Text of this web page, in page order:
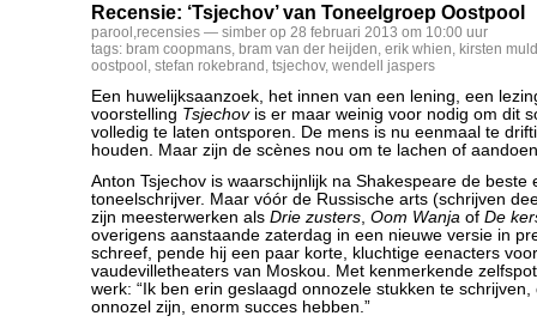
Recensie: ‘Tsjechov’ van Toneelgroep Oostpool
parool ,recensies — simber op 28 februari 2013 om 10:00 uur
tags: bram coopmans, bram van der heijden, erik whien, kirsten
oostpool , stefan rokebrand , tsjechov, wendell jaspers
Een huwelijksaanzoek, het innen van een lening, een
voorstelling Tsjechovis er maar weinig voor nodig om dit
volledig te laten ontsporen. De mens is nu eenmaal te
houden. Maar zijn de scènes nou om te lachen of
Anton Tsjechov is waarschijnlijk na Shakespeare de beste
toneelschrijver. Maar vóór de Russische arts (schrijven
zijn meesterwerken als Drie zusters, Oom Wanja of De
overigens aanstaande zaterdag in een nieuwe versie in
schreef, pende hij een paar korte, kluchtige eenacters
vaudevilletheaters van Moskou. Met kenmerkende
werk: “Ik ben erin geslaagd onnozele stukken te
onnozel zijn, enorm succes hebben.”